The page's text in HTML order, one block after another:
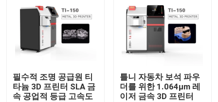
SLM 3D 프린터
DLMS 3D 프린터
감광성 수지
필수적 조명 공급원 티
타늄 3D 프린터 SLA 금
속 공업적 등급 고속도
틀니 자동차 보석 파우
더를 위한 1.064μm 레
이저 금속 3D 프린터